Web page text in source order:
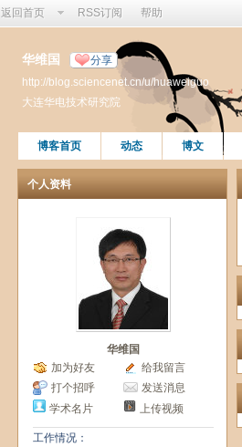
返回首页 RSS订阅 帮助
华维国 分享
http://blog.sciencenet.cn/u/huaweiguo
大连华电技术研究院
博客首页 动态 博文
个人资料
华维国
加为好友
给我留言
打个招呼
发送消息
学术名片
上传视频
工作情况：